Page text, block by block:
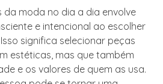
da moda no dia a dia envolve
e intencional ao escolher
significa selecionar peças
estéticas, mas que também
e os valores de quem as usa.